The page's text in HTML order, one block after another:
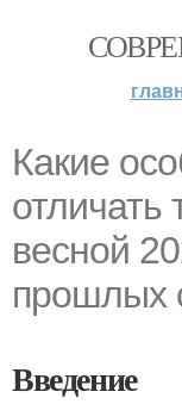
Какие
отличать
весной
прошлых
Введение